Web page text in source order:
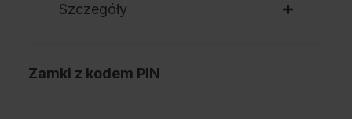
Szczegóły
Zamki z kodem PIN